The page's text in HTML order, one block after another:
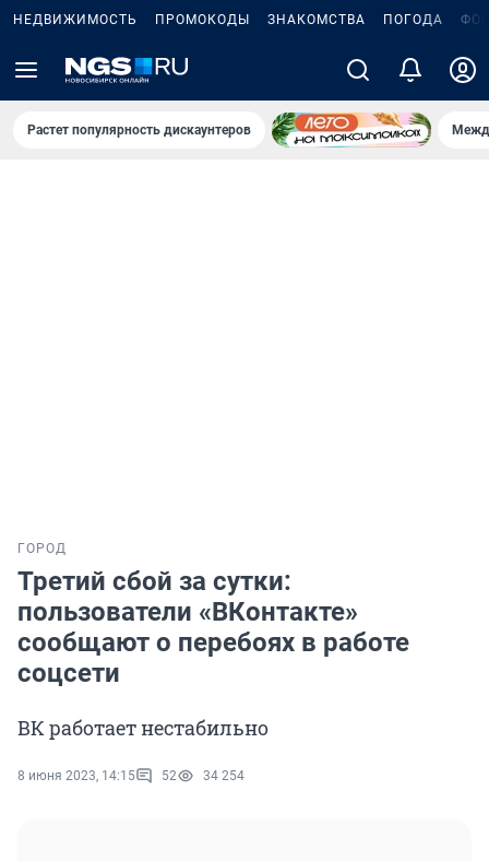
НЕДВИЖИМОСТЬ ПРОМОКОДЫ ЗНАКОМСТВА ПОГОДА
Растет популярность дискаунтеров
ГОРОД
Третий сбой за сутки:
пользователи «ВКонтакте»
сообщают о перебоях в работе
соцсети
ВК работает нестабильно
8 июня 2023, 14:15 52 34 254